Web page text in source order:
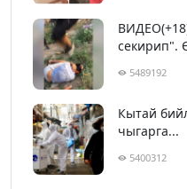
секирип".
5489192
Кытай
чыгарга...
5400312